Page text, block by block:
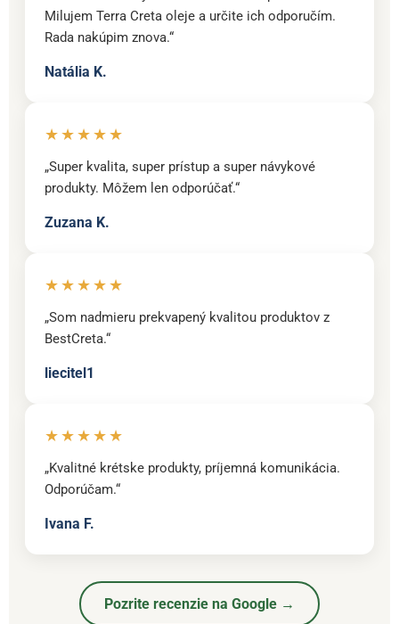
Milujem Terra Creta oleje a určite ich odporučím.
Rada nakúpim znova.“
Natália K.
★★★★★
„Super kvalita, super prístup a super návykové
produkty. Môžem len odporúčať.“
Zuzana K.
★★★★★
„Som nadmieru prekvapený kvalitou produktov z
BestCreta.“
liecitel1
★★★★★
„Kvalitné krétske produkty, príjemná komunikácia.
Odporúčam.“
Ivana F.
Pozrite recenzie na Google →